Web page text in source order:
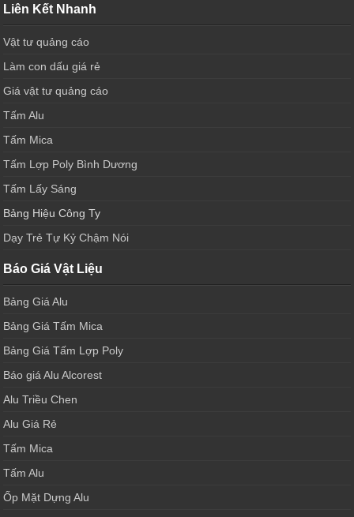
Liên Kết Nhanh
Vật tư quảng cáo
Làm con dấu giá rẻ
Giá vật tư quảng cáo
Tấm Alu
Tấm Mica
Tấm Lợp Poly Bình Dương
Tấm Lấy Sáng
Bảng Hiệu Công Ty
Dạy Trẻ Tự Kỷ Chậm Nói
Báo Giá Vật Liệu
Bảng Giá Alu
Bảng Giá Tấm Mica
Bảng Giá Tấm Lợp Poly
Báo giá Alu Alcorest
Alu Triều Chen
Alu Giá Rẻ
Tấm Mica
Tấm Alu
Ốp Mặt Dựng Alu